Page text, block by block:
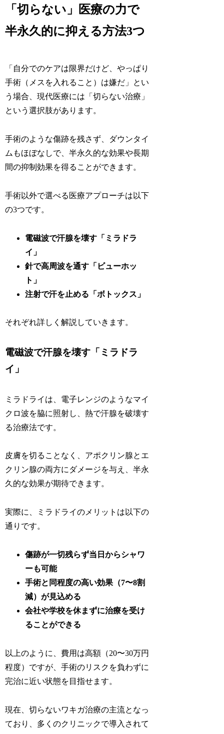
「切らない」医療の力で
半永久的に抑える方法3つ
「自分でのケアは限界だけど、やっぱり
手術（メスを入れること）は嫌だ」とい
う場合、現代医療には「切らない治療」
という選択肢があります。
手術のような傷跡を残さず、ダウンタイ
ムもほぼなしで、半永久的な効果や長期
間の抑制効果を得ることができます。
手術以外で選べる医療アプローチは以下
の3つです。
電磁波で汗腺を壊す「ミラドラ
イ」
針で高周波を通す「ビューホッ
ト」
注射で汗を止める「ボトックス」
それぞれ詳しく解説していきます。
電磁波で汗腺を壊す「ミラドラ
イ」
ミラドライは、電子レンジのようなマイ
クロ波を脇に照射し、熱で汗腺を破壊す
る治療法です。
皮膚を切ることなく、アポクリン腺とエ
クリン腺の両方にダメージを与え、半永
久的な効果が期待できます。
実際に、ミラドライのメリットは以下の
通りです。
傷跡が一切残らず当日からシャワ
ーも可能
手術と同程度の高い効果（7〜8割
減）が見込める
会社や学校を休まずに治療を受け
ることができる
以上のように、費用は高額（20〜30万円
程度）ですが、手術のリスクを負わずに
完治に近い状態を目指せます。
現在、切らないワキガ治療の主流となっ
ており、多くのクリニックで導入されて